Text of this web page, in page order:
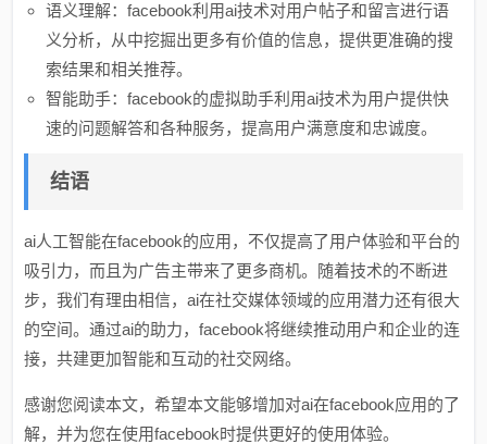
语义理解：facebook利用ai技术对用户帖子和留言进行语
义分析，从中挖掘出更多有价值的信息，提供更准确的搜
索结果和相关推荐。
智能助手：facebook的虚拟助手利用ai技术为用户提供快
速的问题解答和各种服务，提高用户满意度和忠诚度。
结语
ai人工智能在facebook的应用，不仅提高了用户体验和平台的
吸引力，而且为广告主带来了更多商机。随着技术的不断进
步，我们有理由相信，ai在社交媒体领域的应用潜力还有很大
的空间。通过ai的助力，facebook将继续推动用户和企业的连
接，共建更加智能和互动的社交网络。
感谢您阅读本文，希望本文能够增加对ai在facebook应用的了
解，并为您在使用facebook时提供更好的使用体验。